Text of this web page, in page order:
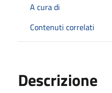
A cura di
Contenuti correlati
Descrizione